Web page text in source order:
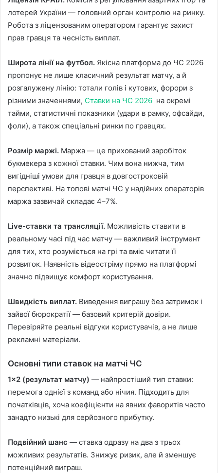
лотерей України — головний орган контролю на ринку.
Робота з ліцензованим оператором гарантує захист
прав гравця та чесність виплат.
Широта лінії на футбол. Якісна платформа до ЧС 2026
пропонує не лише класичний результат матчу, а й
розгалужену лінію: тотали голів і кутових, форори з
різними значеннями, Ставки на ЧС 2026 на окремі
тайми, статистичні показники (удари в рамку, офсайди,
фоли), а також спеціальні ринки по гравцях.
Розмір маржі. Маржа — це прихований заробіток
букмекера з кожної ставки. Чим вона нижча, тим
вигідніші умови для гравця в довгостроковій
перспективі. На топові матчі ЧС у надійних операторів
маржа зазвичай складає 4–7%.
Live-ставки та трансляції. Можливість ставити в
реальному часі під час матчу — важливий інструмент
для тих, хто розуміється на грі та вміє читати її
розвиток. Наявність відеостріму прямо на платформі
значно підвищує комфорт користування.
Швидкість виплат. Виведення виграшу без затримок і
зайвої бюрократії — базовий критерій довіри.
Перевіряйте реальні відгуки користувачів, а не лише
рекламні матеріали.
Основні типи ставок на матчі ЧС
1×2 (результат матчу) — найпростіший тип ставки:
перемога однієї з команд або нічия. Підходить для
початківців, хоча коефіцієнти на явних фаворитів часто
занадто низькі для серйозного прибутку.
Подвійний шанс — ставка одразу на два з трьох
можливих результатів. Знижує ризик, але й зменшує
потенційний виграш.